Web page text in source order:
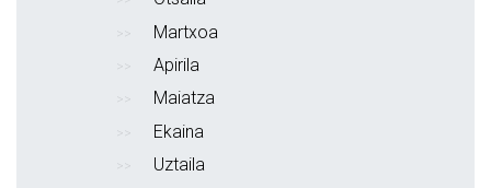
Martxoa
Apirila
Maiatza
Ekaina
Uztaila